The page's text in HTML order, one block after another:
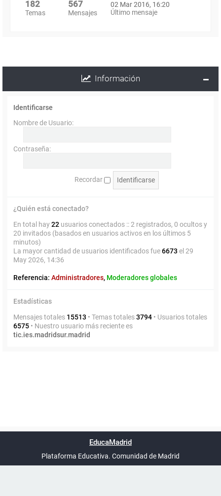
182
Temas
567
Mensajes
02 Mar 2016, 16:20
Último mensaje
Información
Identificarse
Nombre de Usuario:
Contraseña:
Recordar
¿Quién está conectado?
En total hay22 usuarios conectados :: 2 registrados, 0 ocultos y
20 invitados (basados en usuarios activos en los últimos 5
minutos)
La mayor cantidad de usuarios identificados fue6673 el 29
May 2026, 14:36
Referencia: Administradores, Moderadores globales
Estadísticas
Mensajes totales 15513 • Temas totales3794 • Usuarios totales
6575 • Nuestro usuario más reciente es
tic.ies.madridsur.madrid
UTC+02:00
phpBB España
EducaMadrid
Plataforma Educativa. Comunidad de Madrid